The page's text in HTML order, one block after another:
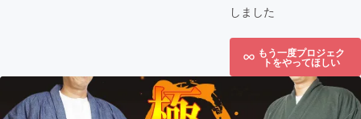
しました
もう一度プロジェク
トをやってほしい